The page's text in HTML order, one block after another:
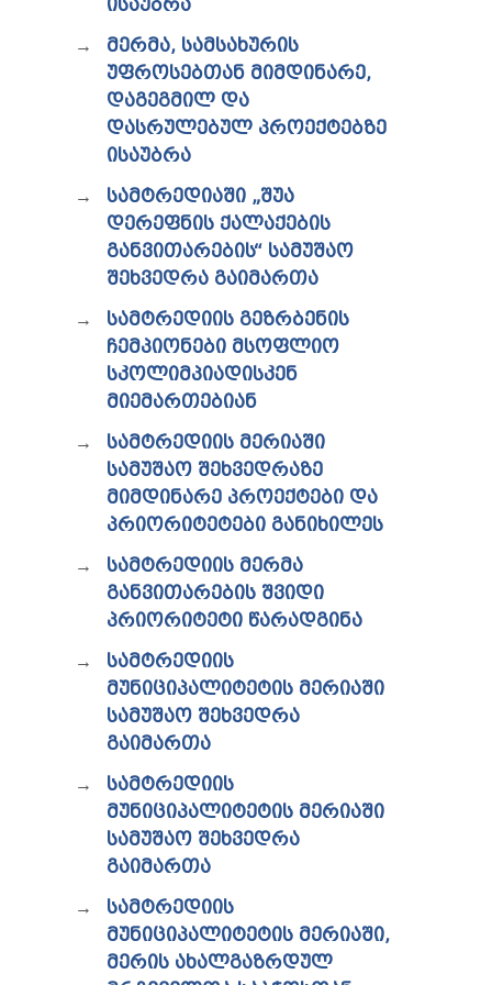
ᲢᲔᲜᲓᲔᲠᲔᲑᲘ
ᲞᲠᲔᲖᲘᲓᲔᲜᲢᲘᲡᲗᲕᲘᲡ ᲓᲐ
ᲞᲐᲠᲚᲐᲛᲔᲜᲢᲘᲡᲗᲕᲘᲡ ᲬᲐᲠᲡᲐᲓᲒᲔᲜᲘ ᲐᲜᲒᲐᲠᲘᲨᲘ
ᲡᲐᲯᲐᲠᲝ ᲘᲜᲤᲝᲠᲛᲐᲪᲘᲘᲡ ᲛᲝᲗᲮᲝᲕᲜᲐ
ᲞᲔᲠᲡᲝᲜᲐᲚᲣᲠ ᲛᲝᲜᲐᲪᲔᲛᲗᲐ ᲓᲐᲪᲕᲘᲡ
ᲡᲐᲛᲐᲠᲗᲚᲔᲑᲠᲘᲕᲘ ᲒᲐᲓᲐᲬᲧᲕᲔᲢᲘᲚᲔᲑᲔᲑᲘ
ᲘᲡᲐᲣᲑᲠᲐ
ᲛᲔᲠᲛᲐ, ᲡᲐᲛᲡᲐᲮᲣᲠᲘᲡ
ᲣᲤᲠᲝᲡᲔᲑᲗᲐᲜ ᲛᲘᲛᲓᲘᲜᲐᲠᲔ,
ᲓᲐᲒᲔᲒᲛᲘᲚ ᲓᲐ
ᲓᲐᲡᲠᲣᲚᲔᲑᲣᲚ ᲞᲠᲝᲔᲥᲢᲔᲑᲖᲔ
ᲘᲡᲐᲣᲑᲠᲐ
ᲡᲐᲛᲢᲠᲔᲓᲘᲐᲨᲘ „ᲨᲣᲐ
ᲓᲔᲠᲔᲤᲜᲘᲡ ᲥᲐᲚᲐᲥᲔᲑᲘᲡ
ᲒᲐᲜᲕᲘᲗᲐᲠᲔᲑᲘᲡ“ ᲡᲐᲛᲣᲨᲐᲝ
ᲨᲔᲮᲕᲔᲓᲠᲐ ᲒᲐᲘᲛᲐᲠᲗᲐ
ᲡᲐᲛᲢᲠᲔᲓᲘᲘᲡ ᲒᲔᲖᲠᲑᲔᲜᲘᲡ
ᲩᲔᲛᲞᲘᲝᲜᲔᲑᲘ ᲛᲡᲝᲤᲚᲘᲝ
ᲡᲙᲝᲚᲘᲛᲞᲘᲐᲓᲘᲡᲙᲔᲜ
ᲛᲘᲔᲛᲐᲠᲗᲔᲑᲘᲐᲜ
ᲡᲐᲛᲢᲠᲔᲓᲘᲘᲡ ᲛᲔᲠᲘᲐᲨᲘ
ᲡᲐᲛᲣᲨᲐᲝ ᲨᲔᲮᲕᲔᲓᲠᲐᲖᲔ
ᲛᲘᲛᲓᲘᲜᲐᲠᲔ ᲞᲠᲝᲔᲥᲢᲔᲑᲘ ᲓᲐ
ᲞᲠᲘᲝᲠᲘᲢᲔᲢᲔᲑᲘ ᲒᲐᲜᲘᲮᲘᲚᲔᲡ
ᲡᲐᲛᲢᲠᲔᲓᲘᲘᲡ ᲛᲔᲠᲛᲐ
ᲒᲐᲜᲕᲘᲗᲐᲠᲔᲑᲘᲡ ᲨᲕᲘᲓᲘ
ᲞᲠᲘᲝᲠᲘᲢᲔᲢᲘ ᲬᲐᲠᲐᲓᲒᲘᲜᲐ
ᲡᲐᲛᲢᲠᲔᲓᲘᲘᲡ
ᲛᲣᲜᲘᲪᲘᲞᲐᲚᲘᲢᲔᲢᲘᲡ ᲛᲔᲠᲘᲐᲨᲘ
ᲡᲐᲛᲣᲨᲐᲝ ᲨᲔᲮᲕᲔᲓᲠᲐ
ᲒᲐᲘᲛᲐᲠᲗᲐ
ᲡᲐᲛᲢᲠᲔᲓᲘᲘᲡ
ᲛᲣᲜᲘᲪᲘᲞᲐᲚᲘᲢᲔᲢᲘᲡ ᲛᲔᲠᲘᲐᲨᲘ
ᲡᲐᲛᲣᲨᲐᲝ ᲨᲔᲮᲕᲔᲓᲠᲐ
ᲒᲐᲘᲛᲐᲠᲗᲐ
ᲡᲐᲛᲢᲠᲔᲓᲘᲘᲡ
ᲛᲣᲜᲘᲪᲘᲞᲐᲚᲘᲢᲔᲢᲘᲡ ᲛᲔᲠᲘᲐᲨᲘ,
ᲛᲔᲠᲘᲡ ᲐᲮᲐᲚᲒᲐᲖᲠᲓᲣᲚ